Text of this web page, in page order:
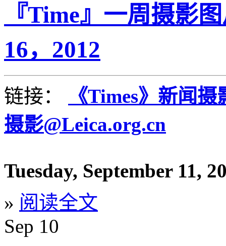
『Time』一周摄影
16，2012
链接：
《Times》新闻
摄影@Leica.org.cn
Tuesday, September 11,
» 阅读全文
Sep 10